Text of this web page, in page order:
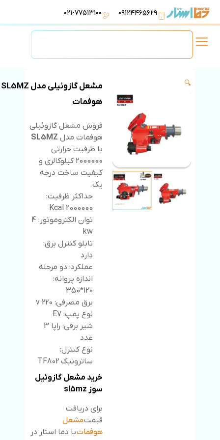
۰۹۱۲۴۴۶۵۶۲۹ ۰۲۱-۷۷۵۱۳۱۰۰
🔍
مشعل گازوئیلی مدل SL5MZ
هوفمات
فروش مشعل گازوئیلی
هوفمات مدل SL5MZ
با ظرفیت حرارتی
2000000 کیلوکالری و
کیفیت ساخت درجه
یک.
حداکثر ظرفیت:
2000000 Kcal
توان الکتروموتور: 4
kw
تابلو کنترل برق:
دارد
عملکرد: دو مرحله
اندازه پروانه:
120*350
برق مصرفی: 220 v
نوع پمپ: E7
شیر برقی: راپا 3
عدد
نوع کنترل:
ساترونیک TF802
خرید مشعل گازوئیل
سوز sl5mz
برای دریافت
قیمتمشعل
هوفماتبا دما استار در